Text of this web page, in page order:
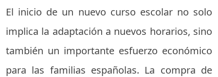
El inicio de un nuevo curso escolar no solo
implica la adaptación a nuevos horarios, sino
también un importante esfuerzo económico
para las familias españolas. La compra de